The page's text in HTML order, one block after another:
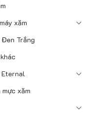
xăm
Đen Trắng
Eternal
mực xăm